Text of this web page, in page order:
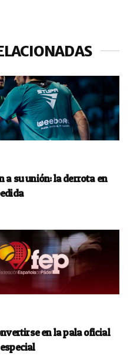
a su unión: la derrota en
en la pala oficial